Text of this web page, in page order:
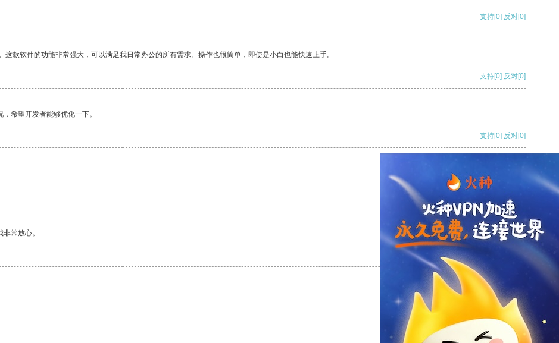
支持[0] 反对[0]
款软件的功能非常强大，可以满足我日常办公的所有需求。操作也很简单，即使是小白也能快速上手。
支持[0] 反对[0]
希望开发者能够优化一下。
支持[0] 反对[0]
常放心。
反对
反对[0]